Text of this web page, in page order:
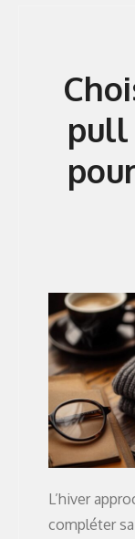
pull
L’hiver
compléter